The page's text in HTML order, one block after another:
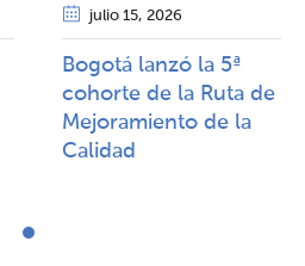
julio 15, 2026
Bogotá lanzó la 5ª
cohorte de la Ruta de
Mejoramiento de la
Calidad​​